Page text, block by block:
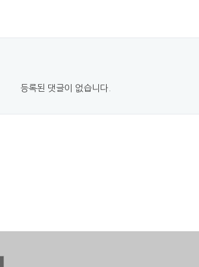
등록된 댓글이 없습니다.